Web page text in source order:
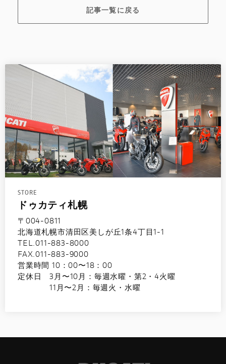
記事一覧に戻る
STORE
ドゥカティ札幌
〒004-0811
北海道札幌市清田区美しが丘1条4丁目1-1
TEL.011-883-8000
FAX.011-883-9000
営業時間 10：00〜18：00
定休日 3月〜10月：毎週水曜・第2・4火曜
11月〜2月：毎週火・水曜